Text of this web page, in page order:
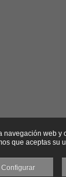
navegación web y
que aceptas su
Configurar